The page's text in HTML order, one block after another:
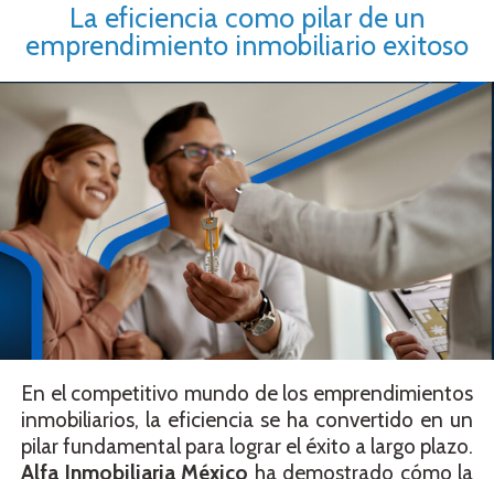
La eficiencia como pilar de un
emprendimiento inmobiliario exitoso
En el competitivo mundo de los emprendimientos
inmobiliarios, la eficiencia se ha convertido en un
pilar fundamental para lograr el éxito a largo plazo.
Alfa Inmobiliaria México ha demostrado cómo la